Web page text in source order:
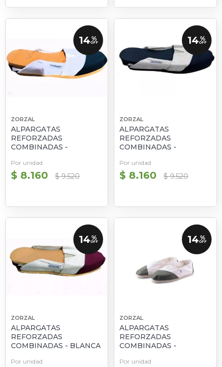
14 %
OFF
ZORZAL
ALPARGATAS
REFORZADAS
COMBINADAS -
Por unidad
$ 8.160 $ 9.520
14 %
OFF
ZORZAL
ALPARGATAS
REFORZADAS
COMBINADAS -
Por unidad
$ 8.160 $ 9.520
14 %
OFF
ZORZAL
ALPARGATAS
REFORZADAS
COMBINADAS - BLANCA
Por unidad
14 %
OFF
ZORZAL
ALPARGATAS
REFORZADAS
COMBINADAS -
Por unidad